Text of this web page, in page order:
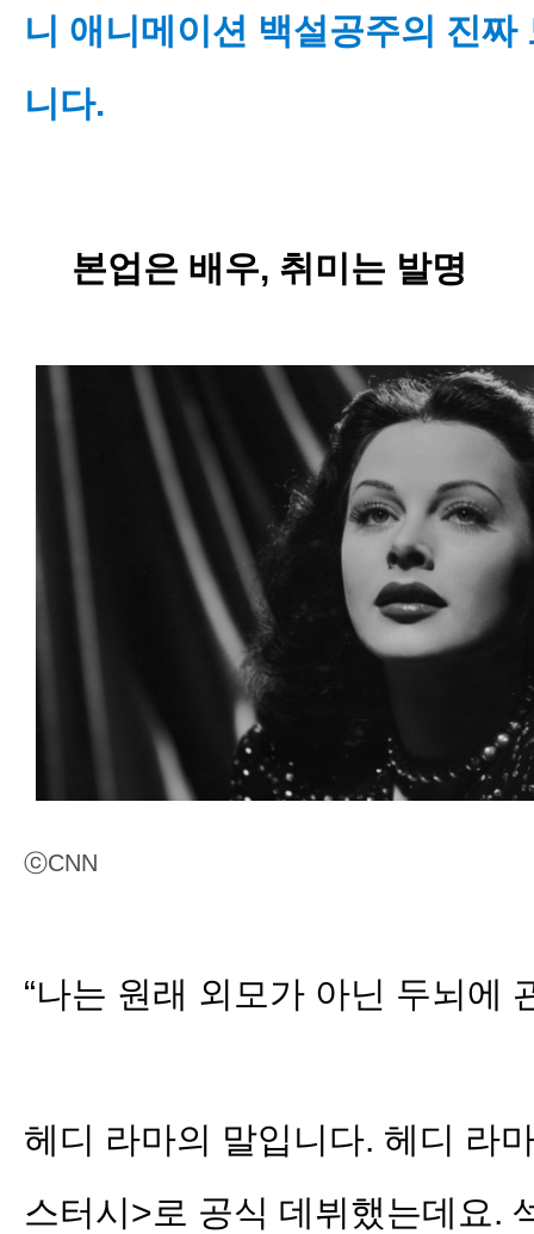
니 애니메이션 백설공주의 진짜
니다.
본업은 배우, 취미는 발명
ⓒCNN
“나는 원래 외모가 아닌 두뇌에
헤디 라마의 말입니다. 헤디 라
스터시>로 공식 데뷔했는데요.